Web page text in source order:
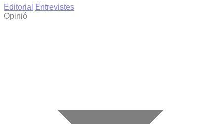
Editorial
Entrevistes
Opinió